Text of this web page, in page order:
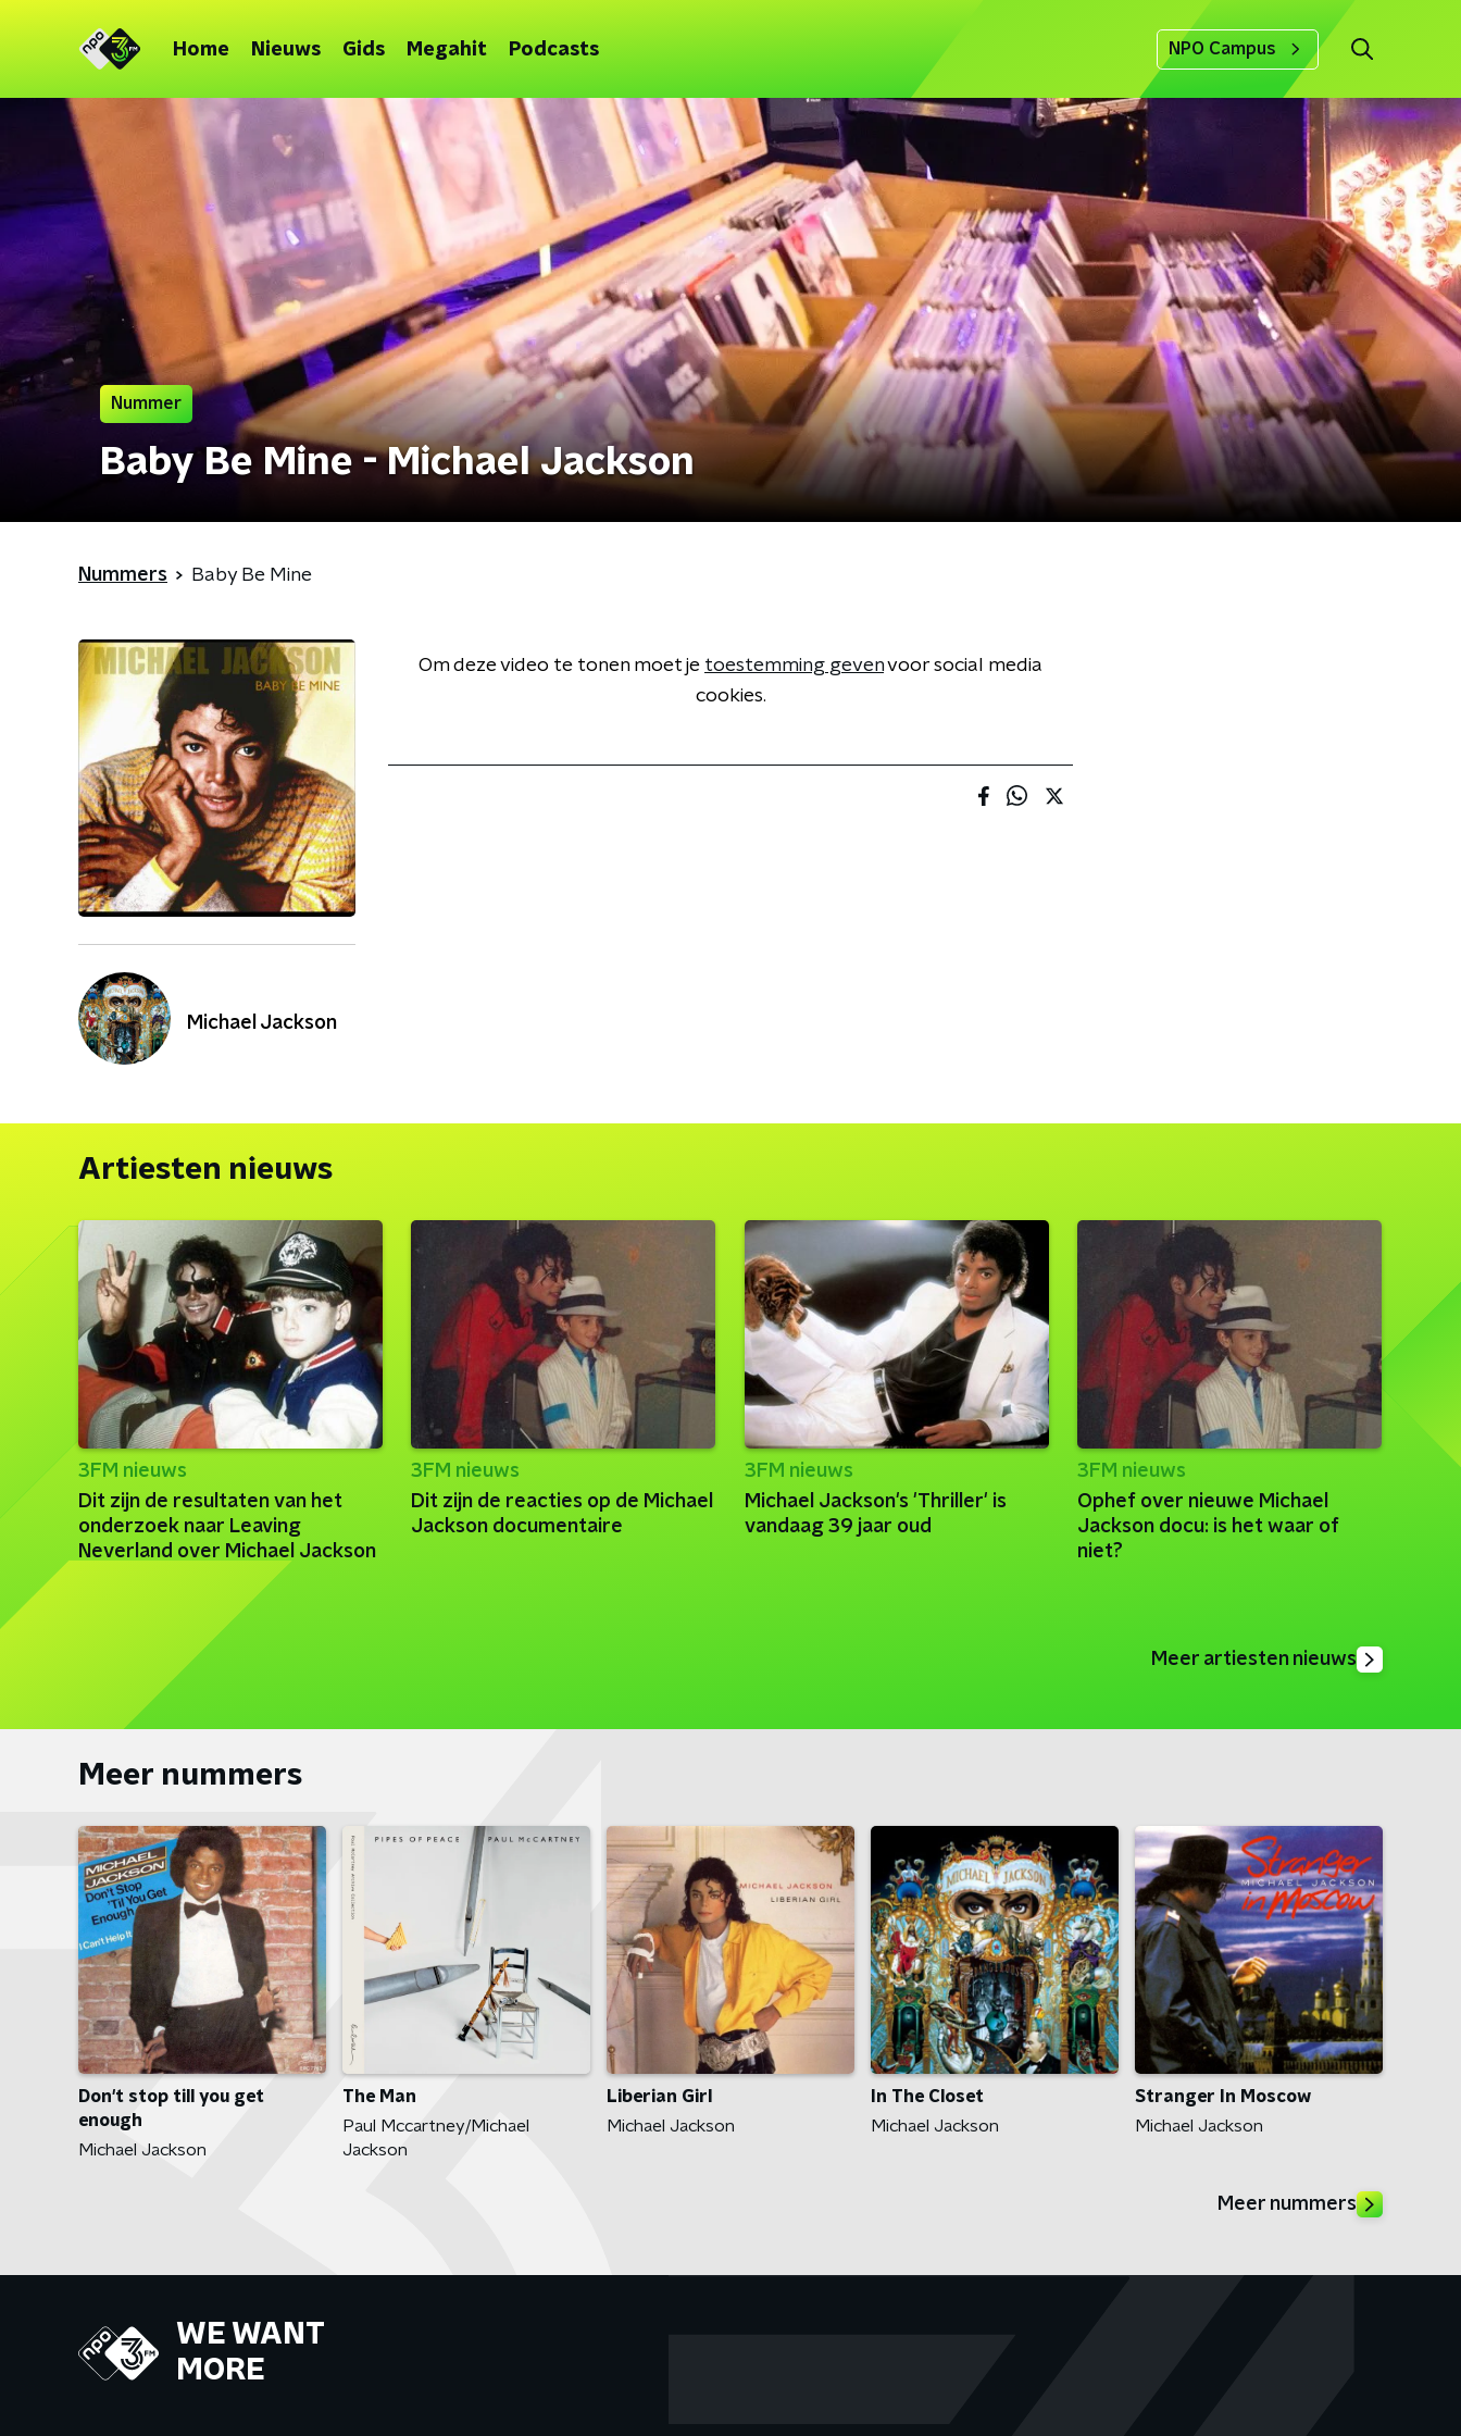
Home Nieuws Gids Megahit Podcasts NPO Campus
Nummer
Baby Be Mine - Michael Jackson
Nummers Baby Be Mine
Michael Jackson
Om deze video te tonen moet je toestemming gevenvoor social media
cookies.
Artiesten nieuws
3FM nieuws
Dit zijn de resultaten van het
onderzoek naar Leaving
Neverland over Michael Jackson
3FM nieuws
Dit zijn de reacties op de Michael
Jackson documentaire
3FM nieuws
Michael Jackson's 'Thriller' is
vandaag 39 jaar oud
3FM nieuws
Ophef over nieuwe Michael
Jackson docu: is het waar of
niet?
Meer artiesten nieuws
Meer nummers
Don't stop till you get
enough
Michael Jackson
The Man
Paul Mccartney/Michael
Jackson
Liberian Girl
Michael Jackson
In The Closet
Michael Jackson
Stranger In Moscow
Michael Jackson
Meer nummers
WE WANT
MORE